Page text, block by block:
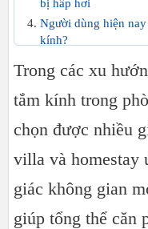
bị hấp hơi
Người dùng hiện
kính?
Đơn vị thi công
Trong các xu
tắm kính trong
chọn được nhiều
villa và homestay
giác không gian
giúp tổng thể căn